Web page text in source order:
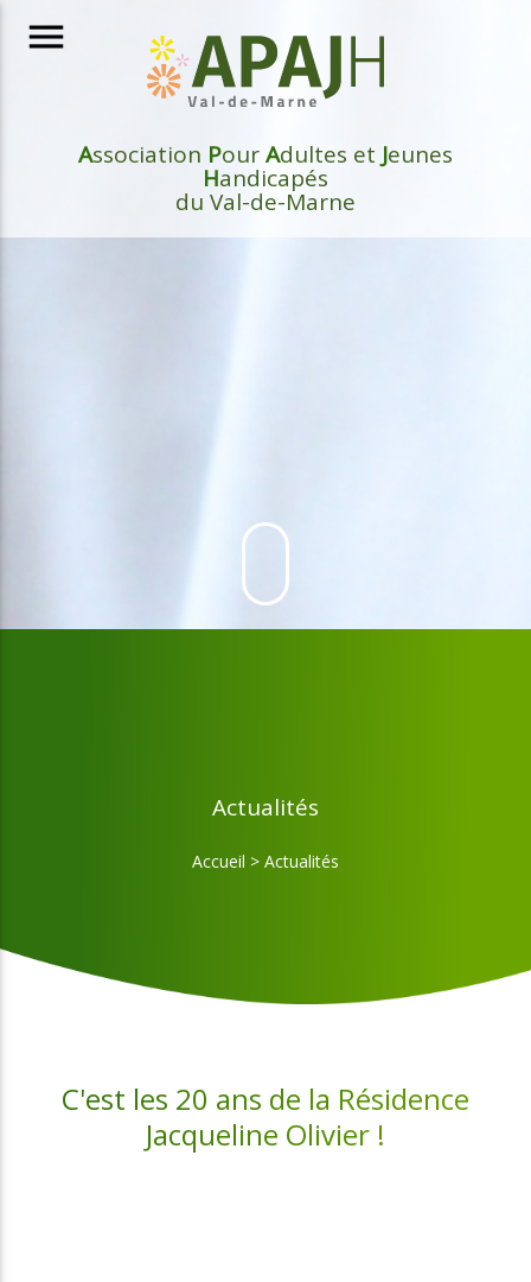
Association PourAdultes et Jeunes
Handicapés
du Val-de-Marne
menu
Actualités
Accueil > Actualités
C'est les 20 ans de la Résidence
Jacqueline Olivier !